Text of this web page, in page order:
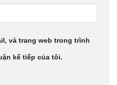
và trang web trong trình
kế tiếp của tôi.